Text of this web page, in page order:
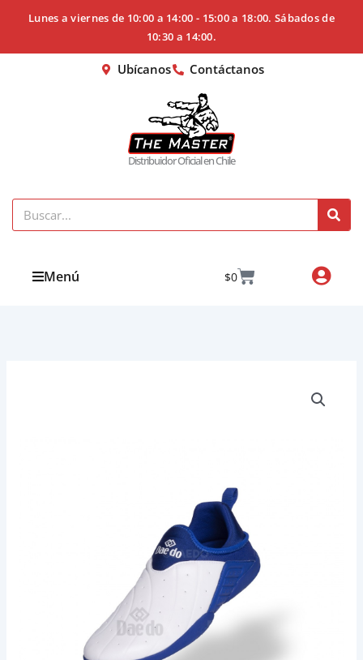
Lunes a viernes de 10:00 a 14:00 - 15:00 a 18:00. Sábados de
10:30 a 14:00.
Ubícanos Contáctanos
Distribuidor Oficial en Chile
Menú $0Cart